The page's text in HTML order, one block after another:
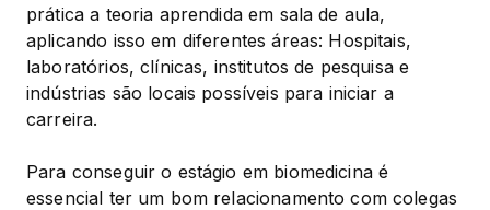
prática a teoria aprendida em sala de aula,
aplicando isso em diferentes áreas: Hospitais,
laboratórios, clínicas, institutos de pesquisa e
indústrias são locais possíveis para iniciar a
carreira.
Para conseguir o estágio em biomedicina é
essencial ter um bom relacionamento com colegas